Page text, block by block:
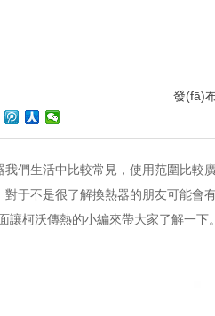
發(fā)
們生活中比較常見，使用范圍比
對于不是很了解換熱器的朋友可能會有些
下面讓柯沃傳熱的小編來帶大家了解一下。